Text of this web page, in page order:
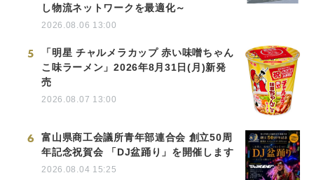
し物流ネットワークを最適化～
2026.08.06 13:00
5
「明星 チャルメラカップ 赤い味噌ちゃん
こ味ラーメン」2026年8月31日(月)新発
売
2026.08.07 13:00
6
富山県商工会議所青年部連合会 創立50周
年記念祝賀会 「DJ盆踊り」を開催します
2026.08.04 15:25